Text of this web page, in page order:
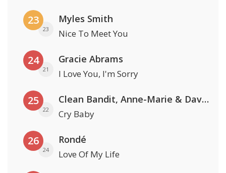
23
23
Myles Smith
Nice To Meet You
24
21
Gracie Abrams
I Love You, I'm Sorry
25
22
Clean Bandit, Anne-Marie & David Guetta
Cry Baby
26
24
Rondé
Love Of My Life